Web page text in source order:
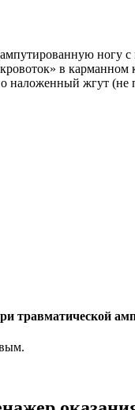
ногу
в
жгут (не
травматической
.